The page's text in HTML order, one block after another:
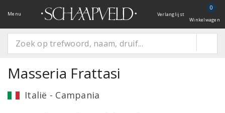
Menu Verlanglijst
0
Winkelwagen
Masseria Frattasi
Italië - Campania